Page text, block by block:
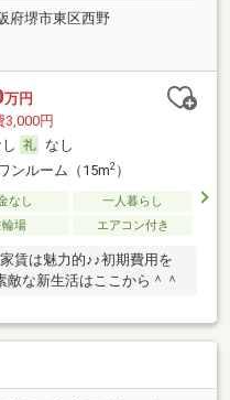
府堺市東区西野
万円
3,000円
なし
ンルーム（15m2）
なし
一人暮らし
輪場 エアコン付き
賃は魅力的♪♪初期費用を
な新生活はここから＾＾